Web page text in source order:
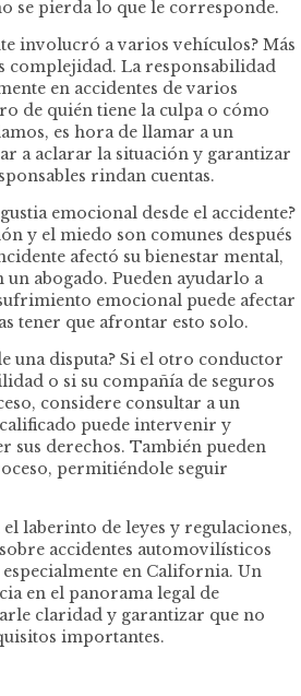
se pierda lo que le corresponde.
involucró a varios vehículos? Más
complejidad. La responsabilidad
en accidentes de varios
de quién tiene la culpa o cómo
es hora de llamar a un
a aclarar la situación y garantizar
rindan cuentas.
emocional desde el accidente?
y el miedo son comunes después
afectó su bienestar mental,
un abogado. Pueden ayudarlo a
emocional puede afectar
tener que afrontar esto solo.
una disputa? Si el otro conductor
o si su compañía de seguros
considere consultar a un
puede intervenir y
sus derechos. También pueden
permitiéndole seguir
laberinto de leyes y regulaciones,
accidentes automovilísticos
en California. Un
en el panorama legal de
claridad y garantizar que no
importantes.